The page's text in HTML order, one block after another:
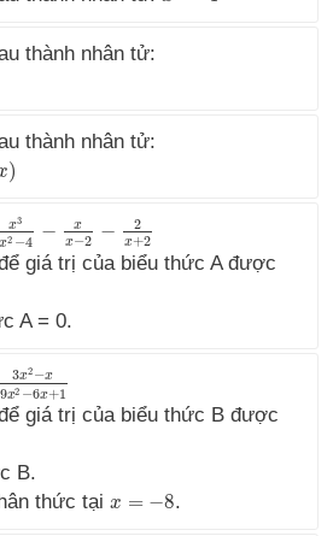
thành nhân tử:
thành nhân tử:
)
x3
x2 −4 −
x
x−2 − 2
x+2
2−4− xx−2−2 x+2
giá trị của biểu thức A được
A = 0.
3x2 −x
9x2 −6x+1
−x9x2−6x
giá trị của biểu thức B được
B.
thức tại x = −8
x= −8 .